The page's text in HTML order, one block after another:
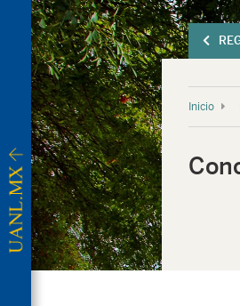
Inicio